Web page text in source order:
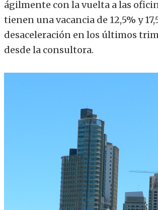
ágilmente con la vuelta a las
tienen una vacancia de 12,5% y
desaceleración en los últimos
desde la consultora.